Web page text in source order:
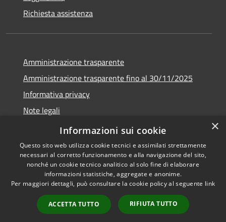
Richiesta assistenza
Amministrazione trasparente
Amministrazione trasparente fino al 30/11/2025
Informativa privacy
Note legali
Dichiarazione di accessibilità
Accessibilità
Copyright © 2026 • Comune di
Ponteranica • Powered by
Municipium•
Accesso
redazione
×
Informazioni sui cookie
Questo sito web utilizza cookie tecnici e assimilati strettamente
necessari al corretto funzionamento e alla navigazione del sito,
nonché un cookie tecnico analitico al solo fine di elaborare
informazioni statistiche, aggregate e anonime.
Per maggiori dettagli, può consultare la cookie policy al seguente link
ACCETTA TUTTO RIFIUTA TUTTO